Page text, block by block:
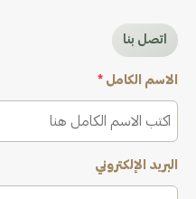
اتصل بنا
الاسم الكامل *
البريد الإلكتروني